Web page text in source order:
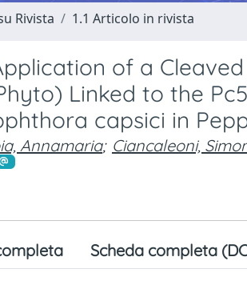
Rivista 1.1 Articolo in rivista
of a
Linked to the
capsici in
Annamaria; Ciancaleoni,
Scheda completa